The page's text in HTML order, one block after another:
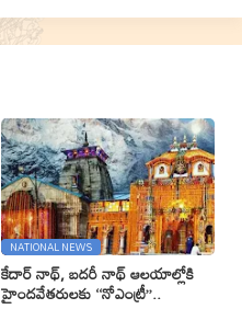
NATIONAL NEWS
కేదార్ నాథ్, బదరీ నాథ్ ఆలయాల్లోకి
హైందవేతరులకు ‘‘నోఎంట్రీ’’..